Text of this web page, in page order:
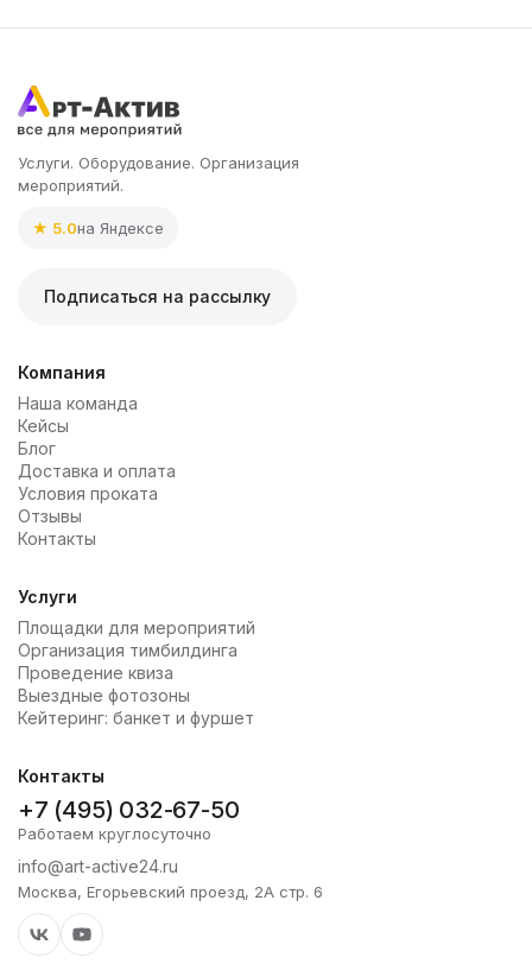
Услуги. Оборудование. Организация
мероприятий.
★ 5.0на Яндексе
Подписаться на рассылку
Компания
Наша команда
Кейсы
Блог
Доставка и оплата
Условия проката
Отзывы
Контакты
Услуги
Площадки для мероприятий
Организация тимбилдинга
Проведение квиза
Выездные фотозоны
Кейтеринг: банкет и фуршет
Контакты
+7 (495) 032-67-50
Работаем круглосуточно
info@art-active24.ru
Москва, Егорьевский проезд, 2А стр. 6